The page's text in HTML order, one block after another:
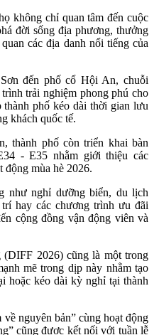
không chỉ quan tâm đến cuộc
đời sống địa phương, thưởng
các địa danh nổi tiếng của
đến phố cổ Hội An, chuỗi
trải nghiệm phong phú cho
phố kéo dài thời gian lưu
khách quốc tế.
thành phố còn triển khai bàn
- E35 nhằm giới thiệu các
động mùa hè 2026.
như nghỉ dưỡng biển, du lịch
hay các chương trình ưu đãi
cộng đồng vận động viên và
2026) cũng là một trong
mẽ trong dịp này nhằm tạo
hoặc kéo dài kỳ nghỉ tại thành
nguyên bản” cùng hoạt động
cũng được kết nối với tuần lễ